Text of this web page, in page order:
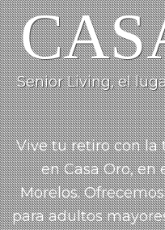
Senior Living, el
Vive tu retiro con la
en Casa Oro, en
Morelos.
para adultos